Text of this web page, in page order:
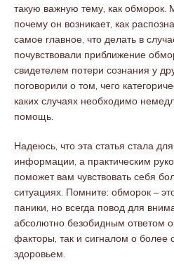
такую важную тему, как обморок.
почему он возникает, как
самое главное, что делать в
почувствовали приближение
свидетелем потери сознания у
поговорили о том, чего
каких случаях необходимо
помощь.
Надеюсь, что эта статья стала
информации, а практическим
поможет вам чувствовать себя
ситуациях. Помните: обморок –
паники, но всегда повод для
абсолютно безобидным ответом
факторы, так и сигналом о более
здоровьем.